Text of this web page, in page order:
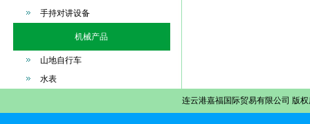
手持对讲设备
机械产品
山地自行车
水表
连云港嘉福国际贸易有限公司 版